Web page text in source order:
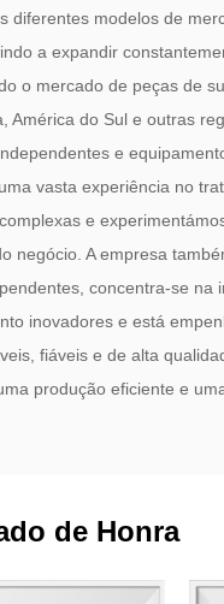
diferentes modelos de
a expandir
o mercado de peças de
América do Sul e outras
e
vasta experiência no
e
negócio. A empresa
concentra-se na
inovadores e está
fiáveis ​​e de alta
produção eficiente e
de Honra